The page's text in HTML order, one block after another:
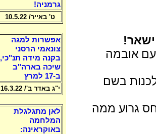
אובמה
בשם
גרוע ממה
גרמניה!
ט' באייר/ 10.5.22
אפשרות למגה
צונאמי הרסני
בקנה מידה תנ"כי,
שיכה בארה"ב
ב-17 למרץ
י"ג באדר ב'/ 16.3.22
לאן מתגלגלת
המלחמה
באוקראינה: